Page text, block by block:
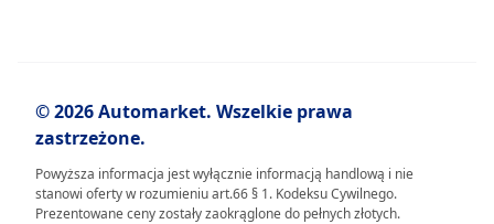
© 2026 Automarket. Wszelkie prawa
zastrzeżone.
Powyższa informacja jest wyłącznie informacją handlową i nie
stanowi oferty w rozumieniu art.66 § 1. Kodeksu Cywilnego.
Prezentowane ceny zostały zaokrąglone do pełnych złotych.